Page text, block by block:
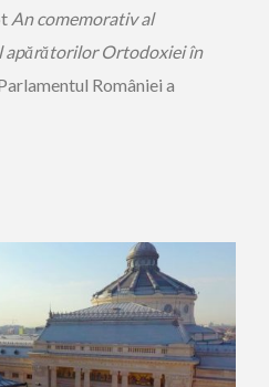
An comemorativ al
apărătorilor Ortodoxiei în
României a